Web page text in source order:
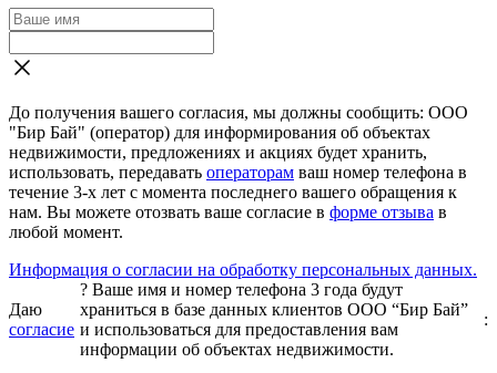
До получения вашего согласия, мы должны сообщить: ООО
"Бир Бай" (оператор) для информирования об объектах
недвижимости, предложениях и акциях будет хранить,
использовать, передавать операторам ваш номер телефона в
течение 3-х лет с момента последнего вашего обращения к
нам. Вы можете отозвать ваше согласие в форме отзыва в
любой момент.
Информация о согласии на обработку персональных данных.
Даю
согласие
? Ваше имя и номер телефона 3 года будут
храниться в базе данных клиентов ООО “Бир Бай”
и использоваться для предоставления вам
информации об объектах недвижимости.
: